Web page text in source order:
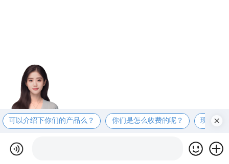
可以介绍下你们的产品么？ 你们是怎么收费的呢？ 现在有